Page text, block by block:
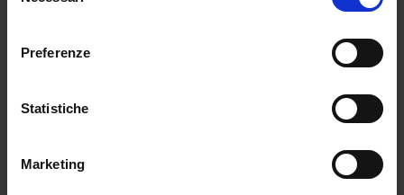
Preferenze
Statistiche
Marketing
A valutare i progetti saranno fino a un
Il progetto migliore per ciascuna delle 212 aree
riceverà un premio e diventerà di proprietà
ad affidare le fasi successive della